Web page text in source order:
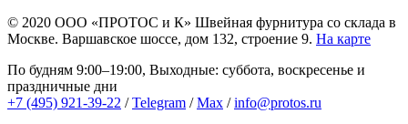
© 2020 ООО «ПРОТОС и К» Швейная фурнитура со склада в
Москве. Варшавское шоссе, дом 132, строение 9. На карте
По будням 9:00–19:00, Выходные: суббота, воскресенье и
праздничные дни
+7 (495) 921-39-22 /Telegram /Max /info@protos.ru